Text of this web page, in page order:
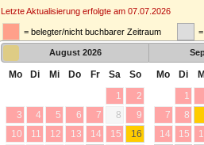
Letzte Aktualisierung erfolgte am 07.07.2026
= belegter/nicht buchbarer Zeitraum
August 2026
Mo Di Mi Do Fr Sa
So
1
2
3
4 5 6 7 8
9
10
11 12 13 14 15 16
Mo Di
1
7
8
14
15